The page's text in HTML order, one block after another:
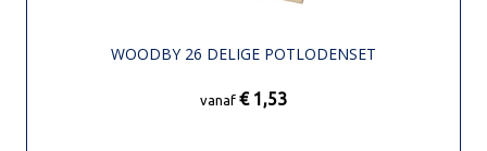
WOODBY 26 DELIGE POTLODENSET
vanaf € 1,53